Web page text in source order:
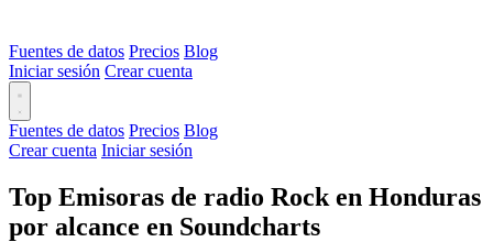
Fuentes de datos Precios Blog
Iniciar sesión Crear cuenta
Fuentes de datos Precios Blog
Crear cuenta Iniciar sesión
Top Emisoras de radio Rock en Honduras
por alcance en Soundcharts